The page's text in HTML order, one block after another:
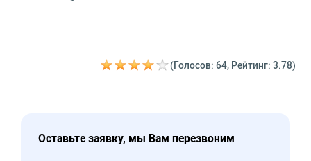
(Голосов: 64, Рейтинг: 3.78)
Оставьте заявку, мы Вам перезвоним